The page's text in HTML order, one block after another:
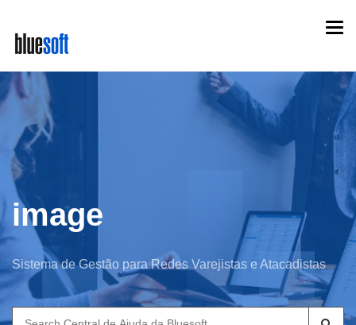
main
content
image
Sistema de Gestão para Redes Varejistas e Atacadistas
Search